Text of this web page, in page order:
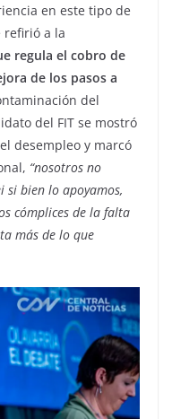
en este tipo de
refirió a la
regula el cobro de
de los pasos a
del
del FIT se mostró
desempleo y marcó
“nosotros no
si bien lo apoyamos,
cómplices de la falta
más de lo que